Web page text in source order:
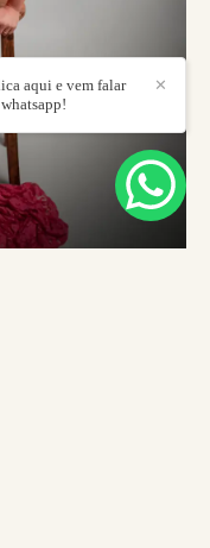
✕
aqui e vem falar